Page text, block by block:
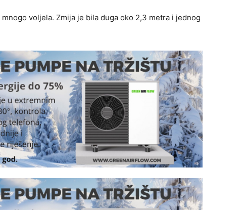
voljela. Zmija je bila duga oko 2,3 metra i jednog